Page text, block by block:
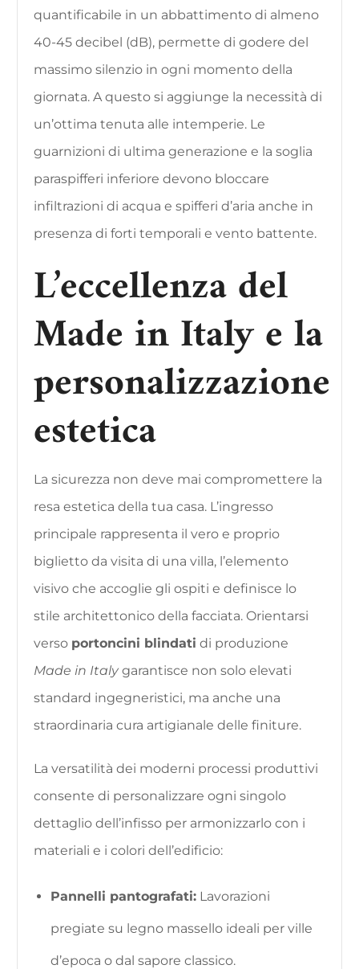
quantificabile in un abbattimento di almeno
40-45 decibel (dB), permette di godere del
massimo silenzio in ogni momento della
giornata. A questo si aggiunge la necessità di
un’ottima tenuta alle intemperie. Le
guarnizioni di ultima generazione e la soglia
paraspifferi inferiore devono bloccare
infiltrazioni di acqua e spifferi d’aria anche in
presenza di forti temporali e vento battente.
L’eccellenza del
Made in Italy e la
personalizzazione
estetica
La sicurezza non deve mai compromettere la
resa estetica della tua casa. L’ingresso
principale rappresenta il vero e proprio
biglietto da visita di una villa, l’elemento
visivo che accoglie gli ospiti e definisce lo
stile architettonico della facciata. Orientarsi
verso portoncini blindati di produzione
Made in Italygarantisce non solo elevati
standard ingegneristici, ma anche una
straordinaria cura artigianale delle finiture.
La versatilità dei moderni processi produttivi
consente di personalizzare ogni singolo
dettaglio dell’infisso per armonizzarlo con i
materiali e i colori dell’edificio:
Pannelli pantografati: Lavorazioni
pregiate su legno massello ideali per ville
d’epoca o dal sapore classico.